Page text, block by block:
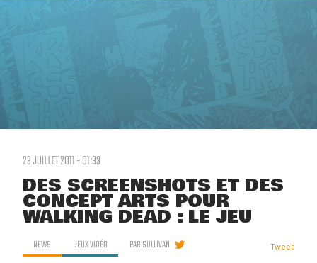
23 JUILLET 2011 - 01:33
DES SCREENSHOTS ET DES
CONCEPT ARTS POUR
WALKING DEAD : LE JEU
NEWS JEUX VIDÉO PARSULLIVAN Tweet